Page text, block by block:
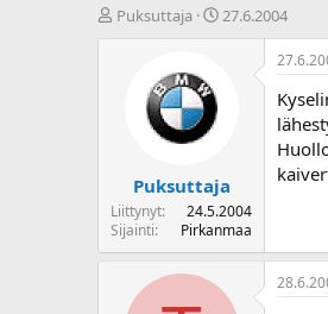
K
u
n
a
Puksuttaja
A
ä
i
v
ä
27.6.2004
Puksuttaja
Liittynyt
24.5.2004
Sijainti
Pirkanmaa